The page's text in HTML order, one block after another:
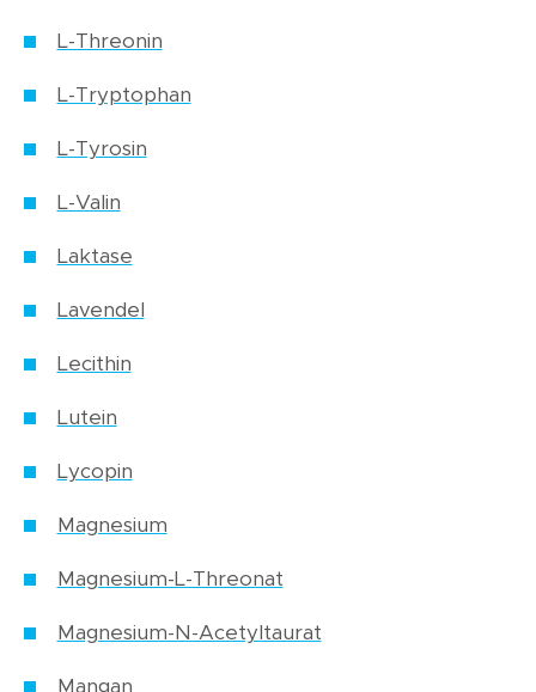
L-Threonin
L-Tryptophan
L-Tyrosin
L-Valin
Laktase
Lavendel
Lecithin
Lutein
Lycopin
Magnesium
Magnesium-L-Threonat
Magnesium-N-Acetyltaurat
Mangan